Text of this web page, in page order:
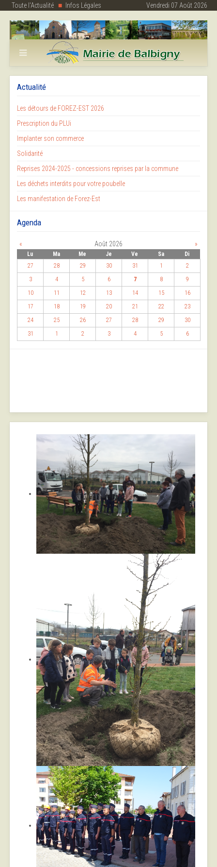
Toute l'Actualité Infos Légales Vendredi 07 Août 2026
Actualité
Les détours de FOREZ-EST 2026
Prescription du PLUi
Implanter son commerce
Solidarité
Reprises 2024-2025 - concessions reprises par la commune
Les déchets interdits pour votre poubelle
Les manifestation de Forez-Est
Agenda
« Août 2026 »
Lu Ma Me Je Ve Sa
Di
27
28 29 30 31 1
2
3
4 5 6 7 8
9
10
11 12 13 14 15
16
17
18 19 20 21 22
23
24
25 26 27 28 29
30
31
1 2 3 4 5 6